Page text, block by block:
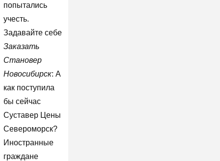
попытались
учесть.
Задавайте себе
Заказать
Становер
Новосибирск: А
как поступила
бы сейчас
Суставер Цены
Североморск?
Иностранные
граждане